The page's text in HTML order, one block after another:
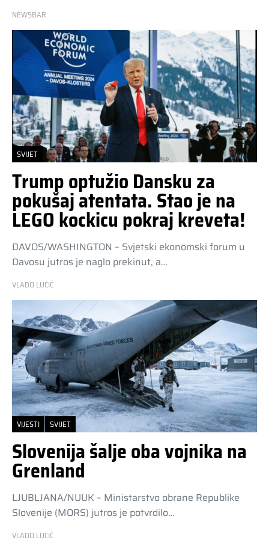
NEWSBAR
SVIJET
Trump optužio Dansku za
pokušaj atentata. Stao je na
LEGO kockicu pokraj kreveta!
DAVOS/WASHINGTON – Svjetski ekonomski forum u
Davosu jutros je naglo prekinut, a…
VLADO LUCIĆ
VIJESTI SVIJET
Slovenija šalje oba vojnika na
Grenland
LJUBLJANA/NUUK – Ministarstvo obrane Republike
Slovenije (MORS) jutros je potvrdilo…
VLADO LUCIĆ